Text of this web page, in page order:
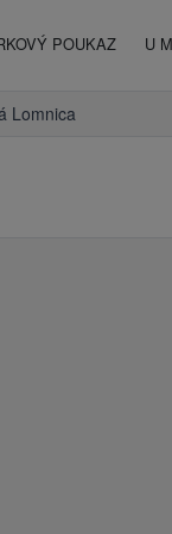
POUKAZ U
Lomnica